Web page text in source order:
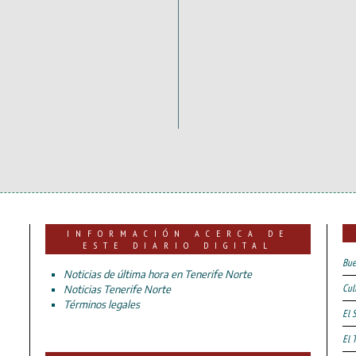
INFORMACIÓN ACERCA DE
ESTE DIARIO DIGITAL
Noticias de última hora en Tenerife Norte
Noticias Tenerife Norte
Términos legales
El
El